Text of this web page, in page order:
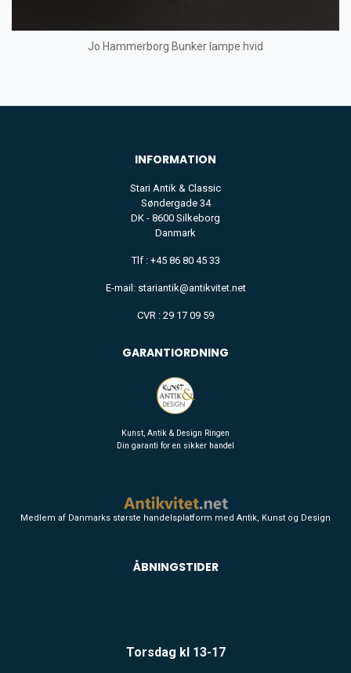
Jo Hammerborg Bunker lampe hvid
INFORMATION
Stari Antik & Classic
Søndergade 34
DK - 8600 Silkeborg
Danmark
Tlf : +45 86 80 45 33
E-mail: stariantik@antikvitet.net
CVR : 29 17 09 59
GARANTIORDNING
Kunst, Antik & Design Ringen
Din garanti for en sikker handel
Medlem af Danmarks største handelsplatform med Antik, Kunst og Design
ÅBNINGSTIDER
Torsdag kl 13-17